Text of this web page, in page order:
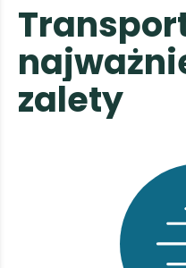
Transpor
najważni
zalety